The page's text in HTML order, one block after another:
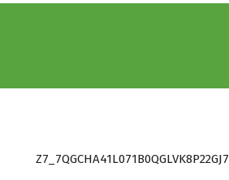
Z7_7QGCHA41L071B0QGLVK8P22GJ7